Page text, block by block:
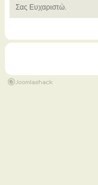
Σας Ευχαριστώ.